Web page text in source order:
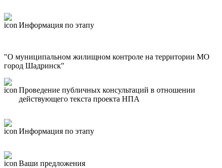
Информация по этапу
"О муниципальном жилищном контроле на территории МО
город Шадринск"
Проведение публичных консультаций в отношении
действующего текста проекта НПА
Информация по этапу
Ваши предложения